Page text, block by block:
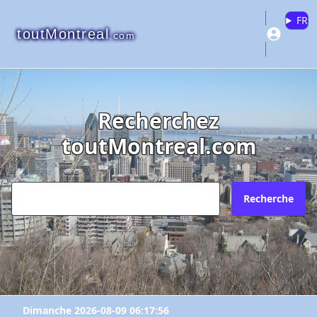
toutMontreal.com
FR
Recherchez
toutMontreal.com
Recherche
Dimanche 2026-08-09 06:17:56